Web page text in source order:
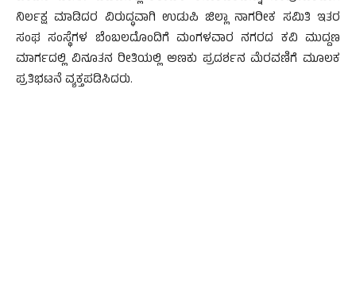
ನಿರ್ಲಕ್ಷ ಮಾಡಿದರ ವಿರುದ್ಧವಾಗಿ ಉಡುಪಿ ಜಿಲ್ಲಾ ನಾಗರೀಕ ಸಮಿತಿ ಇತರ
ಸಂಘ ಸಂಸ್ಥೆಗಳ ಬೆಂಬಲದೊಂದಿಗೆ ಮಂಗಳವಾರ ನಗರದ ಕವಿ ಮುದ್ದಣ
ಮಾರ್ಗದಲ್ಲಿ ವಿನೂತನ ರೀತಿಯಲ್ಲಿ ಅಣಕು ಪ್ರದರ್ಶನ ಮೆರವಣಿಗೆ ಮೂಲಕ
ಪ್ರತಿಭಟನೆ ವ್ಯಕ್ತಪಡಿಸಿದರು.